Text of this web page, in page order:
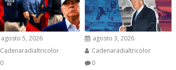
agosto 5, 2026
Cadenaradialtricolor
0
agosto 3, 2026
Cadenaradialtricolor
0